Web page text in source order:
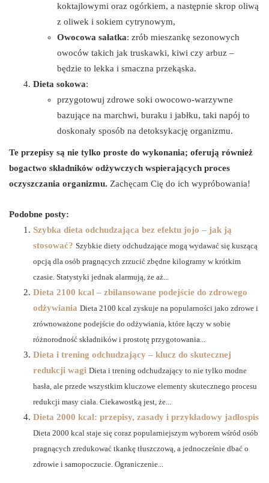
koktajlowymi oraz ogórkiem, a następnie skrop oliwą
z oliwek i sokiem cytrynowym,
Owocowa sałatka: zrób mieszankę sezonowych
owoców takich jak truskawki, kiwi czy arbuz –
będzie to lekka i smaczna przekąska.
Dieta sokowa:
przygotowuj zdrowe soki owocowo-warzywne
bazujące na marchwi, buraku i jabłku, taki napój to
doskonały sposób na detoksykację organizmu.
Te przepisy są nie tylko proste do wykonania; oferują również
bogactwo składników odżywczych wspierających proces
oczyszczania organizmu. Zachęcam Cię do ich wypróbowania!
Podobne posty:
Szybka dieta odchudzająca bez efektu jojo – jak ją
stosować? Szybkie diety odchudzające mogą wydawać się kuszącą
opcją dla osób pragnących zrzucić zbędne kilogramy w krótkim
czasie. Statystyki jednak alarmują, że aż...
Dieta 2100 kcal – zbilansowane podejście do zdrowego
odżywiania Dieta 2100 kcal zyskuje na popularności jako zdrowe i
zrównoważone podejście do odżywiania, które łączy w sobie
różnorodność składników i prostotę przygotowania...
Dieta i trening odchudzający – klucz do skutecznej
redukcji wagi Dieta i trening odchudzający to nie tylko modne
hasła, ale przede wszystkim kluczowe elementy skutecznego procesu
redukcji masy ciała. Ciekawostką jest, że...
Dieta 2000 kcal: przepisy, zasady i przykładowy jadłospis
Dieta 2000 kcal staje się coraz popularniejszym wyborem wśród osób
pragnących zredukować tkankę tłuszczową, a jednocześnie dbać o
zdrowie i samopoczucie. Ograniczenie...